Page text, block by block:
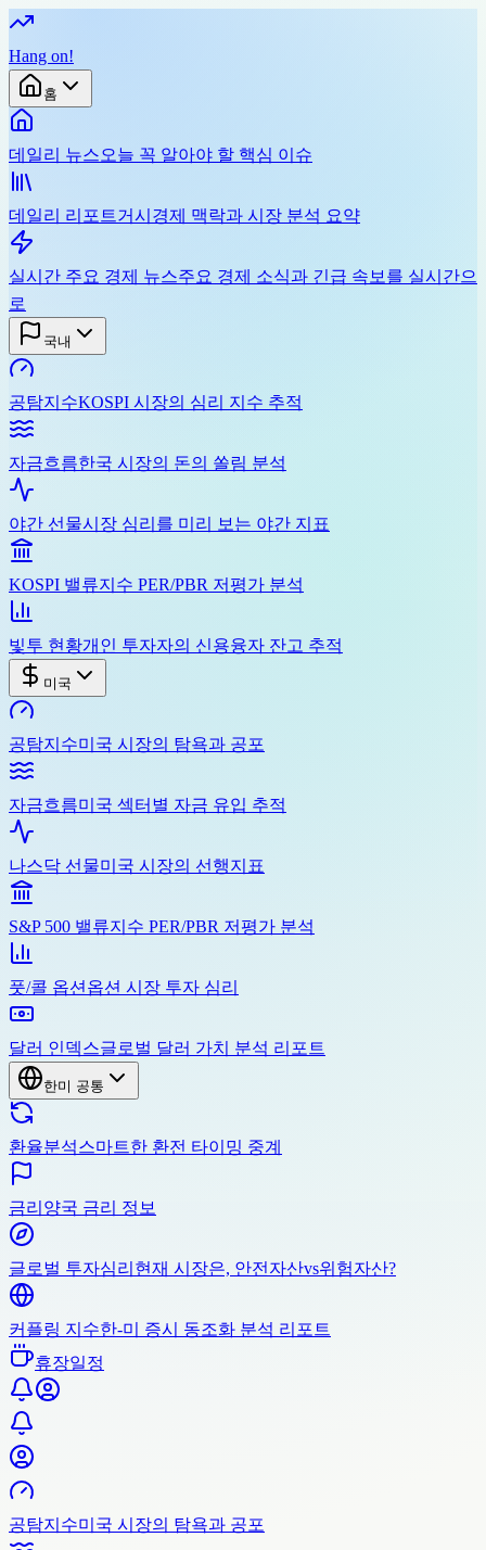
Hang on!
홈
데일리 뉴스오늘 꼭 알아야 할 핵심 이슈
데일리 리포트거시경제 맥락과 시장 분석 요약
실시간 주요 경제 뉴스주요 경제 소식과 긴급 속보를 실시간으
로
국내
공탐지수KOSPI 시장의 심리 지수 추적
자금흐름한국 시장의 돈의 쏠림 분석
야간 선물시장 심리를 미리 보는 야간 지표
KOSPI 밸류지수 PER/PBR 저평가 분석
빛투 현황개인 투자자의 신용융자 잔고 추적
미국
공탐지수미국 시장의 탐욕과 공포
자금흐름미국 섹터별 자금 유입 추적
나스닥 선물미국 시장의 선행지표
S&P 500 밸류지수 PER/PBR 저평가 분석
풋/콜 옵션 옵션 시장 투자 심리
달러 인덱스글로벌 달러 가치 분석 리포트
한미 공통
환율분석스마트한 환전 타이밍 중계
금리 양국 금리 정보
글로벌 투자심리 현재 시장은, 안전자산vs위험자산?
커플링 지수한-미 증시 동조화 분석 리포트
휴장일정
공탐지수미국 시장의 탐욕과 공포